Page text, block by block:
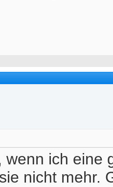
wenn ich eine
nicht mehr.